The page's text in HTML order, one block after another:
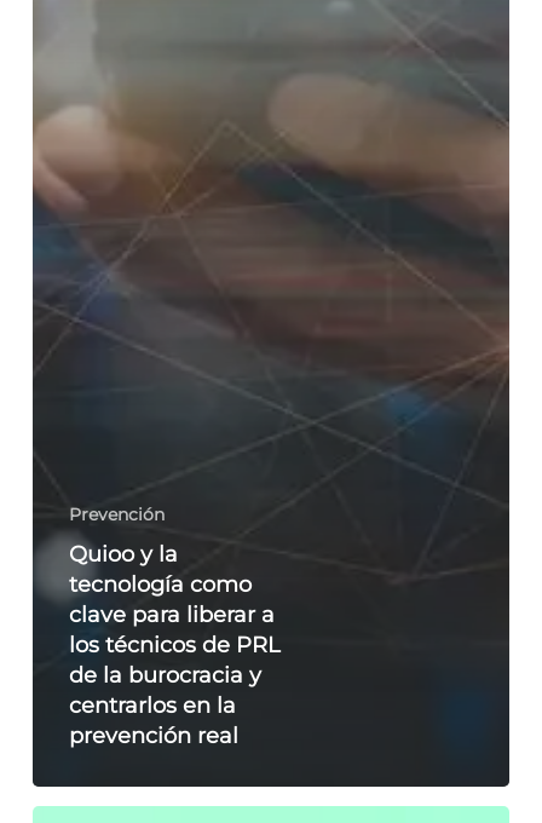
Prevención
Quioo y la
tecnología como
clave para liberar a
los técnicos de PRL
de la burocracia y
centrarlos en la
prevención real